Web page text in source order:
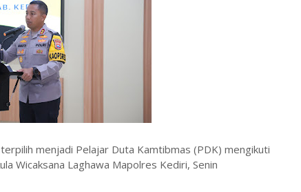
menjadi Pelajar Duta Kamtibmas (PDK) mengikuti
Wicaksana Laghawa Mapolres Kediri, Senin